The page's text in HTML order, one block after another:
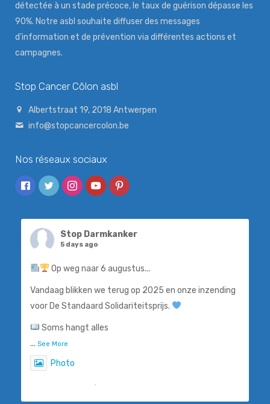
détectée à un stade précoce, le taux de guérison dépasse les
90%. Notre asbl souhaite diffuser des messages
d’information et de prévention via différentes actions et
campagnes.
Stop Cancer Côlon asbl
Albertstraat 19, 2018 Antwerpen
info@stopcancercolon.be
Nos réseaux sociaux
Stop Darmkanker
5 days ago
Op weg naar 6 augustus...
Vandaag blikken we terug op 2025 en onze inzending
voor De Standaard Solidariteitsprijs.
Soms hangt alles
... See More
Photo
·